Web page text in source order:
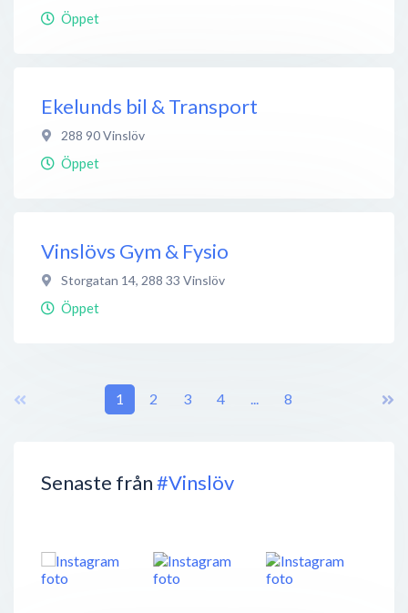
Senaste från#Vinslöv
Öppet
Ekelunds bil & Transport
288 90Vinslöv
Öppet
Vinslövs Gym & Fysio
Storgatan 14, 288 33 Vinslöv
Öppet
1 2 3 4 ... 8